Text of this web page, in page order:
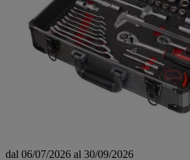
dal 06/07/2026 al 30/09/2026